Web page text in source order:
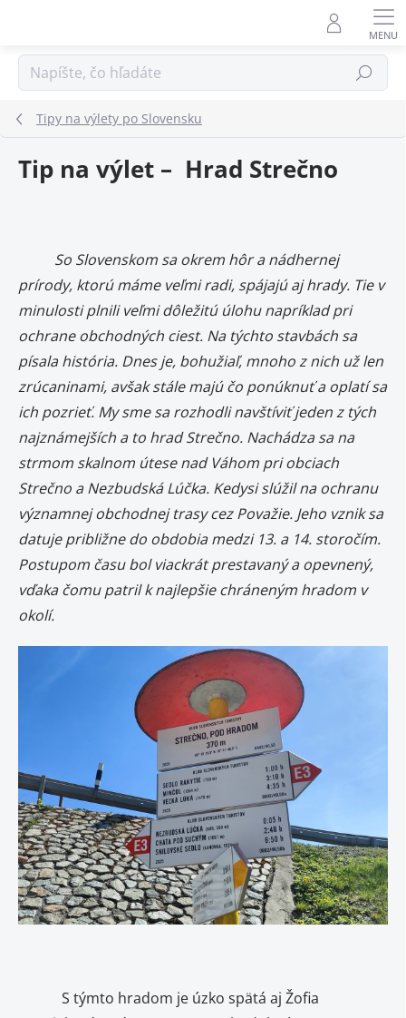
Hľadať
Tipy na výlety po Slovensku
Tip na výlet – Hrad Strečno
So Slovenskom sa okrem hôr a nádhernej
prírody, ktorú máme veľmi radi, spájajú aj hrady. Tie v
minulosti plnili veľmi dôležitú úlohu napríklad pri
ochrane obchodných ciest. Na týchto stavbách sa
písala história. Dnes je, bohužiaľ, mnoho z nich už len
zrúcaninami, avšak stále majú čo ponúknuť a oplatí sa
ich pozrieť. My sme sa rozhodli navštíviť jeden z tých
najznámejších a to hrad Strečno. Nachádza sa na
strmom skalnom útese nad Váhom pri obciach
Strečno a Nezbudská Lúčka. Kedysi slúžil na ochranu
významnej obchodnej trasy cez Považie. Jeho vznik sa
datuje približne do obdobia medzi 13. a 14. storočím.
Postupom času bol viackrát prestavaný a opevnený,
vďaka čomu patril k najlepšie chráneným hradom v
okolí.
S týmto hradom je úzko spätá aj Žofia